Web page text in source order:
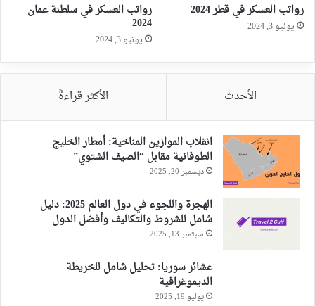
رواتب العسكر في قطر 2024
يونيو 3, 2024
رواتب العسكر في سلطنة عمان
2024
يونيو 3, 2024
الأحدث الأكثر قراءةً
انقلاب الموازين المناخية: أمطار الخليج
الطوفانية مقابل “الصيف الشتوي”
ديسمبر 20, 2025
الهجرة واللجوء في دول العالم 2025: دليل
شامل للشروط والتكاليف وأفضل الدول
سبتمبر 13, 2025
عشائر سوريا: تحليل شامل للخريطة
الديموغرافية
يوليو 19, 2025